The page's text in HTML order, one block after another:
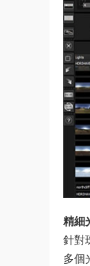
精細
針對
多個